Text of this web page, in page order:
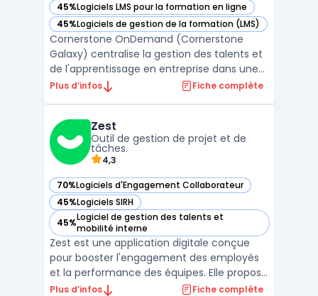
45%Logiciels LMS pour la formation en ligne
— voir Cornerstone OnDemand (Cornerstone Galaxy)
45%Logiciels de gestion de la formation (LMS)
— voir Cornerstone OnDemand (Cornerstone Galaxy)
Cornerstone OnDemand (Cornerstone
Galaxy) centralise la gestion des talents et
de l'apprentissage en entreprise dans une
plateforme cloud unifiée, conçue pour les
Son usage cible les équipes RH, les
managers et les administ ...
Plus d’infos Fiche complète
Zest
Outil de gestion de projet et de
tâches.
4,3
70%Logiciels d'Engagement Collaborateur
— voir Zest dans cette catégorie
45%Logiciels SIRH
— voir Zest dans cette catégorie
45%Logiciel de gestion des talents et
mobilité interne
— voir Zest dans cette catégorie
Zest est une application digitale conçue
pour booster l'engagement des employés
et la performance des équipes. Elle propose
des outils pour l'écoute, le partage, la
Plus d’infos Fiche complète